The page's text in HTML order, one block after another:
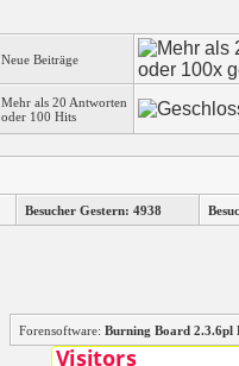
Neue Beiträge
Mehr als 20 Antworten
oder 100 Hits
Besucher Gestern: 4938
Forensoftware: Burning Board